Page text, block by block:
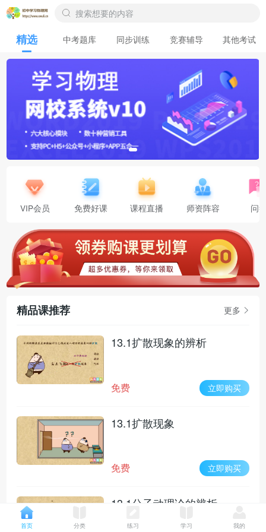
精选 中考题库 同步训练 竞赛辅导 其他考试
VIP会员 免费好课 课程直播 师资阵容 问
更多
精品课推荐
13.1扩散现象的辨析
立即购买
免费
13.1扩散现象
立即购买
免费
13.1分子动理论的辨析
首页 分类 练习 学习 我的